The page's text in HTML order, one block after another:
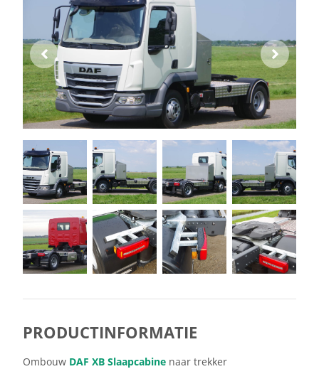
PRODUCTINFORMATIE
Ombouw DAF XB Slaapcabine naar trekker